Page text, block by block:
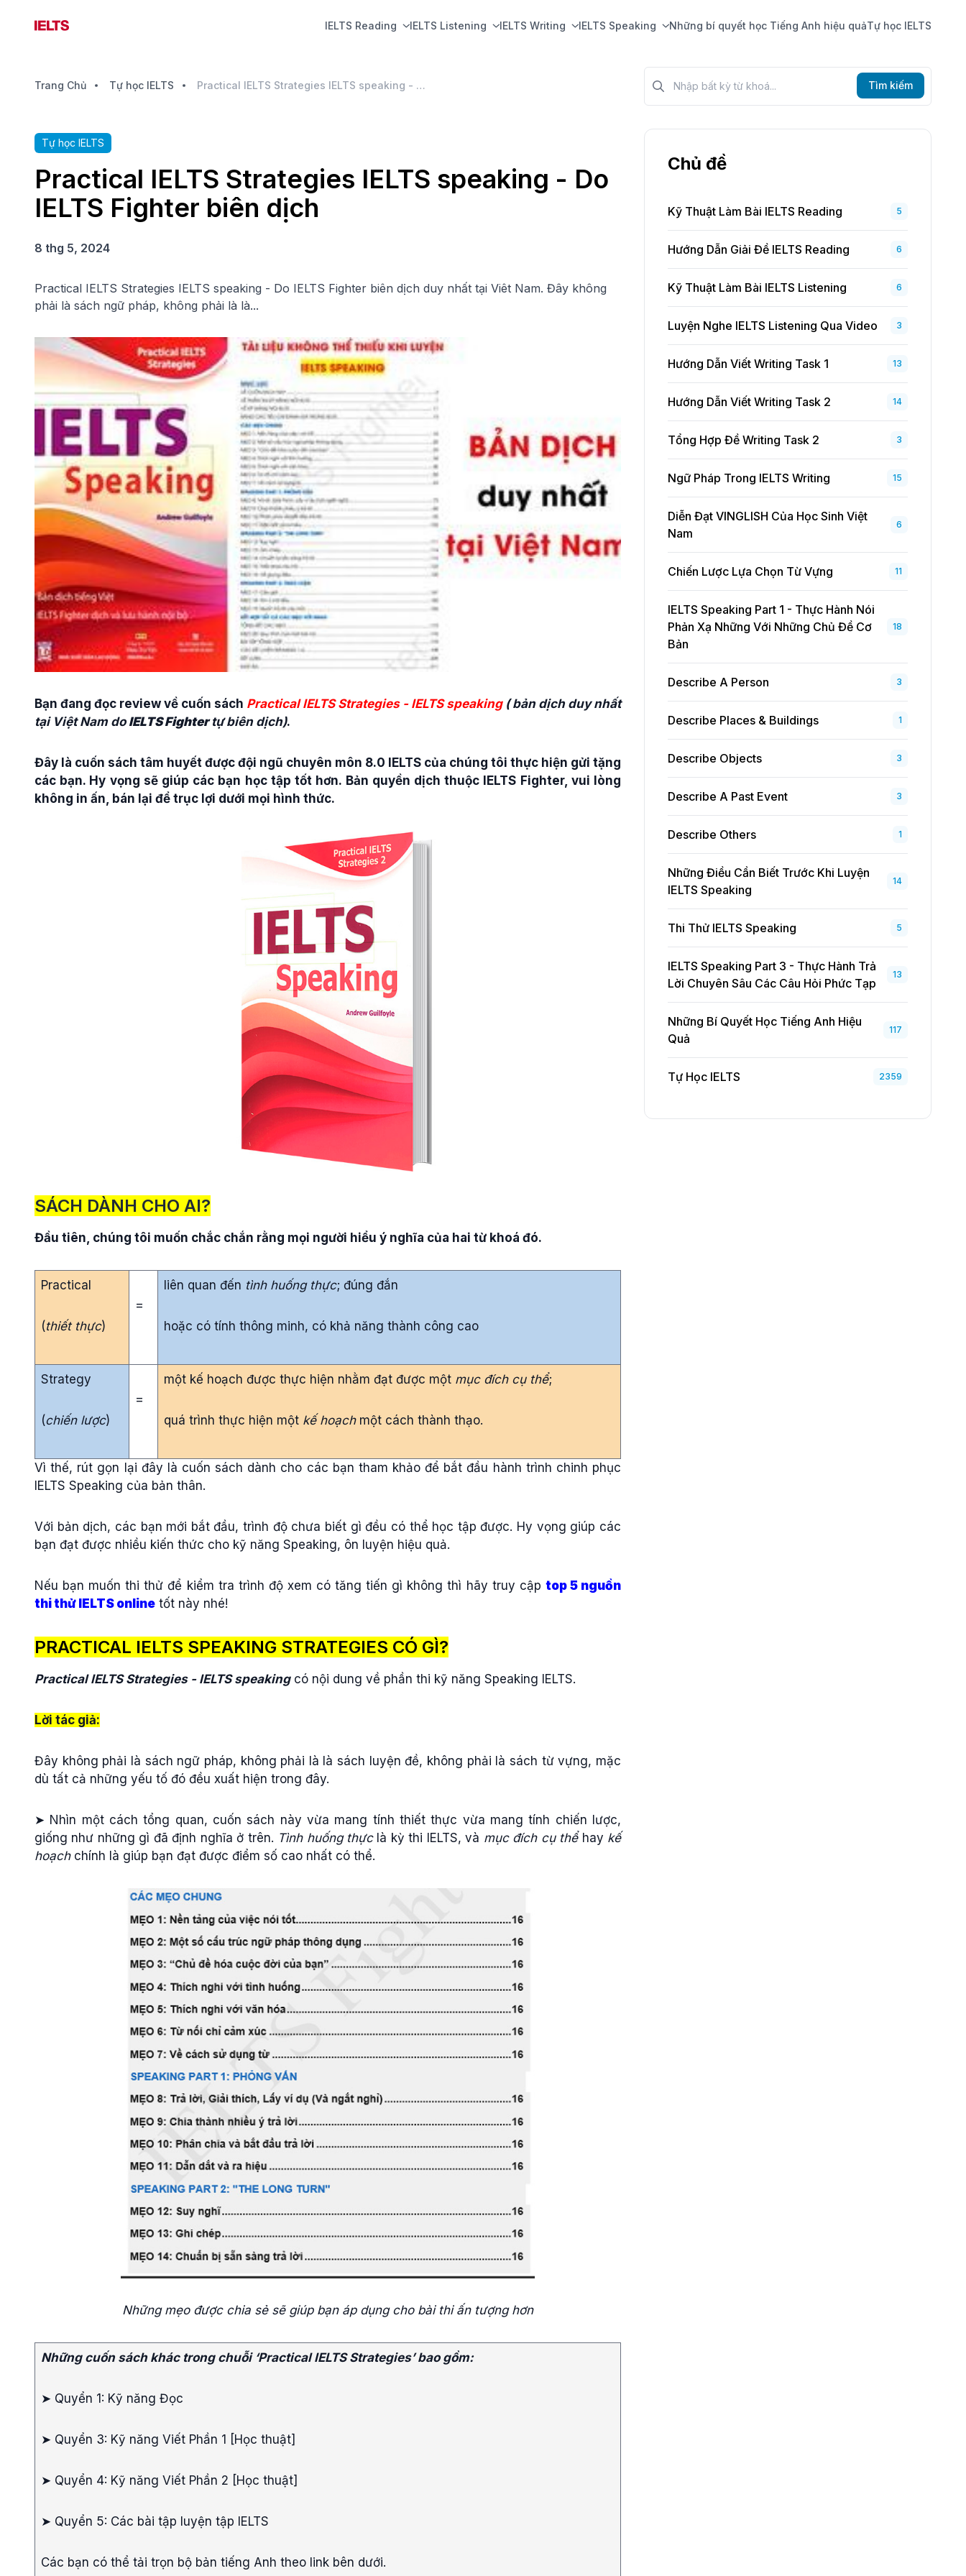
IELTS Reading IELTS Listening IELTS Writing IELTS Speaking Những bí quyết học Tiếng Anh hiệu quảTự học IELTS
Trang Chủ Tự học IELTS Practical IELTS Strategies IELTS speaking - Do IELTS Fighter biên dịch
Tự học IELTS
Practical IELTS Strategies IELTS speaking - Do
IELTS Fighter biên dịch
8 thg 5, 2024
Practical IELTS Strategies IELTS speaking - Do IELTS Fighter biên dịch duy nhất tại Viêt Nam. Đây không
phải là sách ngữ pháp, không phải là là...
Bạn đang đọc review về cuốn sách Practical IELTS Strategies - IELTS speaking( bản dịch duy nhất
tại Việt Nam do IELTS Fightertự biên dịch).
Đây là cuốn sách tâm huyết được đội ngũ chuyên môn 8.0 IELTS của chúng tôi thực hiện gửi tặng
các bạn. Hy vọng sẽ giúp các bạn học tập tốt hơn. Bản quyền dịch thuộc IELTS Fighter, vui lòng
không in ấn, bán lại để trục lợi dưới mọi hình thức.
SÁCH DÀNH CHO AI?
Đầu tiên, chúng tôi muốn chắc chắn rằng mọi người hiểu ý nghĩa của hai từ khoá đó.
Practical
(thiết thực)
=
liên quan đến tình huống thực; đúng đắn
hoặc có tính thông minh, có khả năng thành công cao
Strategy
(chiến lược)
=
một kế hoạch được thực hiện nhằm đạt được một mục đích cụ thể;
quá trình thực hiện một kế hoạchmột cách thành thạo.
Vì thế, rút gọn lại đây là cuốn sách dành cho các bạn tham khảo để bắt đầu hành trình chinh phục
IELTS Speaking của bản thân.
Với bản dịch, các bạn mới bắt đầu, trình độ chưa biết gì đều có thể học tập được. Hy vọng giúp các
bạn đạt được nhiều kiến thức cho kỹ năng Speaking, ôn luyện hiệu quả.
Nếu bạn muốn thi thử để kiểm tra trình độ xem có tăng tiến gì không thì hãy truy cập top 5 nguồn
thi thử IELTS online tốt này nhé!
PRACTICAL IELTS SPEAKING STRATEGIES CÓ GÌ?
Practical IELTS Strategies - IELTS speaking có nội dung về phần thi kỹ năng Speaking IELTS.
Lời tác giả:
Đây không phải là sách ngữ pháp, không phải là là sách luyện đề, không phải là sách từ vựng, mặc
dù tất cả những yếu tố đó đều xuất hiện trong đây.
➤ Nhìn một cách tổng quan, cuốn sách này vừa mang tính thiết thực vừa mang tính chiến lược,
giống như những gì đã định nghĩa ở trên. Tình huống thựclà kỳ thi IELTS, và mục đích cụ thểhay kế
hoạchchính là giúp bạn đạt được điểm số cao nhất có thể.
Những mẹo được chia sẻ sẽ giúp bạn áp dụng cho bài thi ấn tượng hơn
Những cuốn sách khác trong chuỗi ‘Practical IELTS Strategies’ bao gồm:
➤ Quyển 1: Kỹ năng Đọc
➤ Quyển 3: Kỹ năng Viết Phần 1 [Học thuật]
➤ Quyển 4: Kỹ năng Viết Phần 2 [Học thuật]
➤ Quyển 5: Các bài tập luyện tập IELTS
Các bạn có thể tải trọn bộ bản tiếng Anh theo link bên dưới.
Tìm kiếm?>
Tìm kiếm
Chủ đề
Kỹ Thuật Làm Bài IELTS Reading 5
Hướng Dẫn Giải Đề IELTS Reading 6
Kỹ Thuật Làm Bài IELTS Listening 6
Luyện Nghe IELTS Listening Qua Video 3
Hướng Dẫn Viết Writing Task 1 13
Hướng Dẫn Viết Writing Task 2 14
Tổng Hợp Đề Writing Task 2 3
Ngữ Pháp Trong IELTS Writing 15
Diễn Đạt VINGLISH Của Học Sinh Việt
Nam
6
Chiến Lược Lựa Chọn Từ Vựng 11
IELTS Speaking Part 1 - Thực Hành Nói
Phản Xạ Những Với Những Chủ Đề Cơ
Bản
18
Describe A Person 3
Describe Places & Buildings 1
Describe Objects 3
Describe A Past Event 3
Describe Others 1
Những Điều Cần Biết Trước Khi Luyện
IELTS Speaking
14
Thi Thử IELTS Speaking 5
IELTS Speaking Part 3 - Thực Hành Trả
Lời Chuyên Sâu Các Câu Hỏi Phức Tạp
13
Những Bí Quyết Học Tiếng Anh Hiệu
Quả
117
Tự Học IELTS 2359